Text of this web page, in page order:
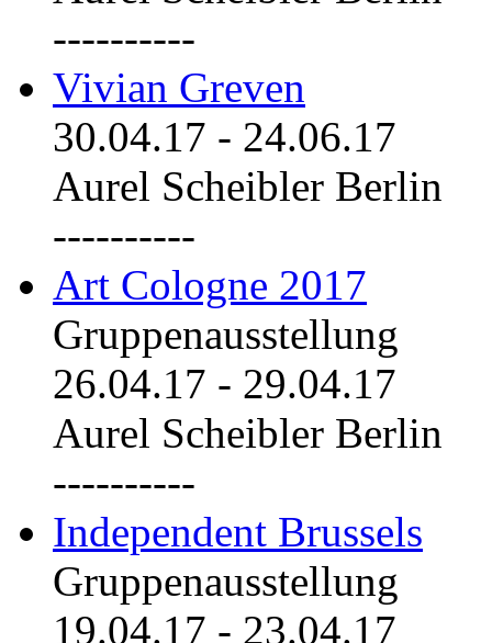
----------
Vivian Greven
30.04.17 - 24.06.17
Aurel Scheibler Berlin
----------
Art Cologne 2017
Gruppenausstellung
26.04.17 - 29.04.17
Aurel Scheibler Berlin
----------
Independent Brussels
Gruppenausstellung
19.04.17 - 23.04.17